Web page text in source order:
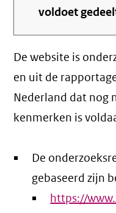
voldoet
De website is
en uit de
Nederland dat nog
kenmerken is
De
gebaseerd zijn
https://